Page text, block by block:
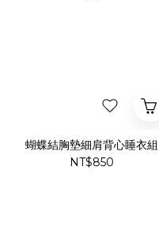
蝴蝶結胸墊細肩背心睡衣組
NT$850